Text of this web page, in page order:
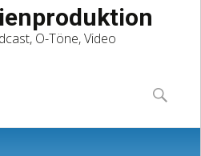
O-Töne, Video
content
Suchen
nach: